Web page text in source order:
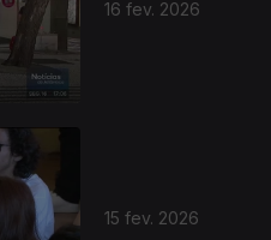
16 fev. 2026
15 fev. 2026